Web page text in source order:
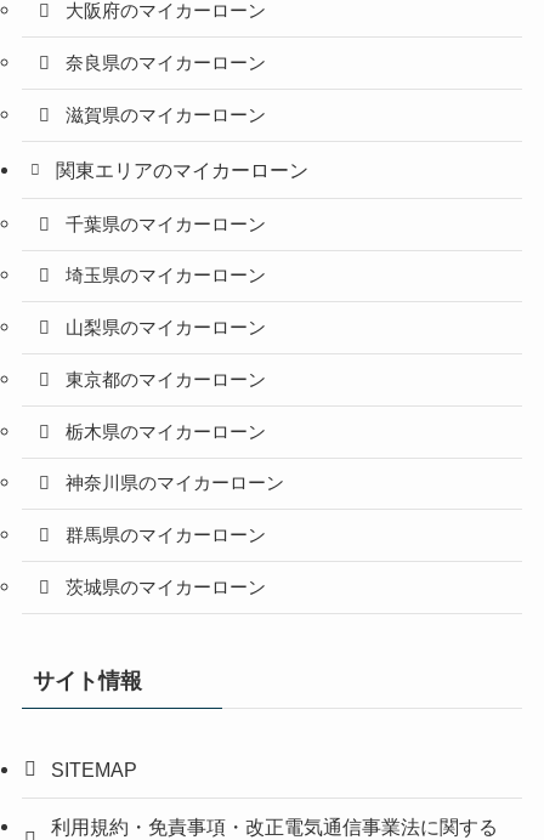
大阪府のマイカーローン
奈良県のマイカーローン
滋賀県のマイカーローン
関東エリアのマイカーローン
千葉県のマイカーローン
埼玉県のマイカーローン
山梨県のマイカーローン
東京都のマイカーローン
栃木県のマイカーローン
神奈川県のマイカーローン
群馬県のマイカーローン
茨城県のマイカーローン
サイト情報
SITEMAP
利用規約・免責事項・改正電気通信事業法に関する